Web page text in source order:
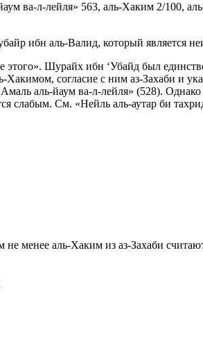
ва-л-лейля» 563, аль-Хаким 2/100,
ибн аль-Валид, который является
Шурайх ибн ‘Убайд был
Хакимом, согласие с ним аз-Захаби и
аль-йаум ва-л-лейля» (528). Однако
слабым. См. «Нейль аль-аутар би
не менее аль-Хаким из аз-Захаби